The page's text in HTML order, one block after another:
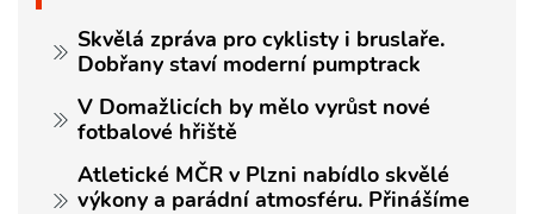
Skvělá zpráva pro cyklisty i bruslaře.
Dobřany staví moderní pumptrack
V Domažlicích by mělo vyrůst nové
fotbalové hřiště
Atletické MČR v Plzni nabídlo skvělé
výkony a parádní atmosféru. Přinášíme